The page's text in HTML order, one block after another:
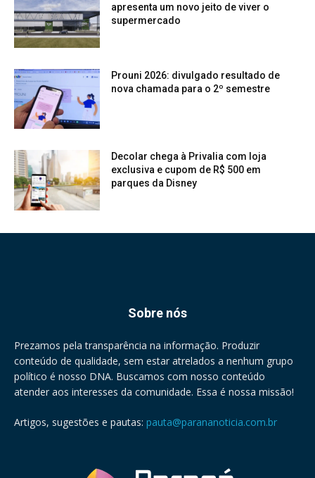
apresenta um novo jeito de viver o
supermercado
Prouni 2026: divulgado resultado de
nova chamada para o 2º semestre
Decolar chega à Privalia com loja
exclusiva e cupom de R$ 500 em
parques da Disney
Sobre nós
Prezamos pela transparência na informação. Produzir
conteúdo de qualidade, sem estar atrelados a nenhum grupo
político é nosso DNA. Buscamos com nosso conteúdo
atender aos interesses da comunidade. Essa é nossa missão!
Artigos, sugestões e pautas: pauta@parananoticia.com.br